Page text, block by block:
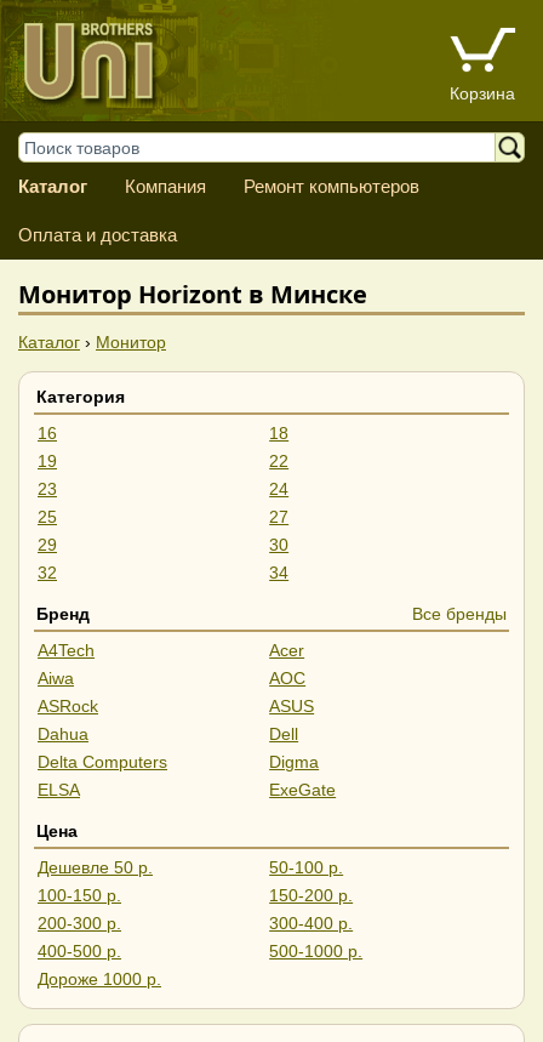
Корзина
Каталог Компания Ремонт компьютеров
Оплата и доставка
Монитор Horizont в Минске
Каталог › Монитор
Категория
16
18
19
22
23
24
25
27
29
30
32
34
39
40
43
45
49
55
57
Бренд
Все бренды
A4Tech
Acer
Aiwa
AOC
ASRock
ASUS
Dahua
Dell
Delta Computers
Digma
ELSA
ExeGate
HAFF
HIPER
Hisense
Horizont
HP
iFlow
Iiyama
IRBIS
Lenovo
LG
LightCom
MSI
NPC
Цена
Дешевле 50 р.
50-100 р.
100-150 р.
150-200 р.
200-300 р.
300-400 р.
400-500 р.
500-1000 р.
Дороже 1000 р.